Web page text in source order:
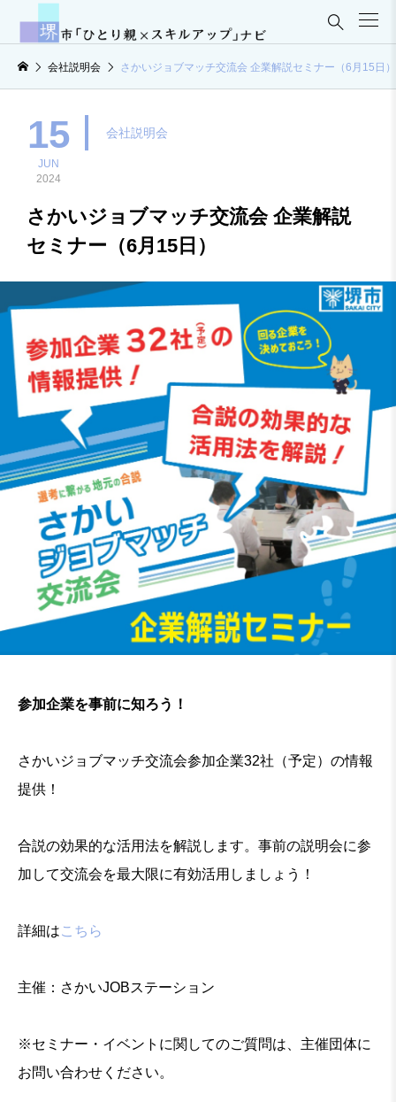

会社説明会 さかいジョブマッチ交流会 企業解説セミナー（6月15日）
15
JUN
2024
会社説明会
さかいジョブマッチ交流会 企業解説
セミナー（6月15日）
参加企業を事前に知ろう！
さかいジョブマッチ交流会参加企業32社（予定）の情報
提供！
合説の効果的な活用法を解説します。事前の説明会に参
加して交流会を最大限に有効活用しましょう！
詳細はこちら
主催：さかいJOBステーション
※セミナー・イベントに関してのご質問は、主催団体に
お問い合わせください。